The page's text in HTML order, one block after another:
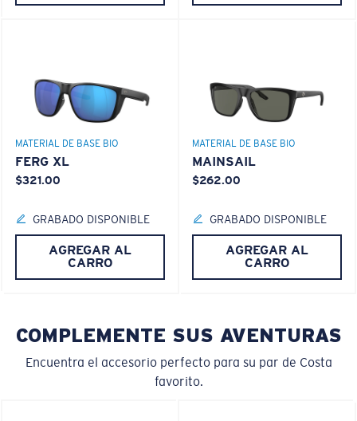
M
Es posible que necesite una monturapequeñao
mediana.
LENTE DE POLICARBONATO
Liviano y Resistente a los impactos
lentes más livianas y duraderas
rayones
MATERIAL DE BASE BIO
FERG XL
$321.00
GRABADO DISPONIBLE
AGREGAR AL
CARRO
MATERIAL DE BASE BIO
MAINSAIL
$262.00
GRABADO DISPONIBLE
AGREGAR AL
CARRO
COMPLEMENTE SUS AVENTURAS
Encuentra el accesorio perfecto para su par de Costa
favorito.